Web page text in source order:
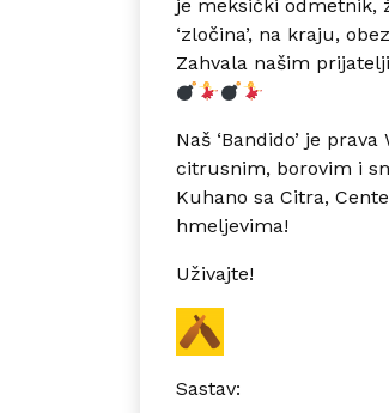
je meksički odmetnik,
‘zločina’, na kraju,
Zahvala našim
Naš ‘Bandido’ je
citrusnim, borovim i
Kuhano sa Citra,
hmeljevima!
Uživajte!
Sastav: